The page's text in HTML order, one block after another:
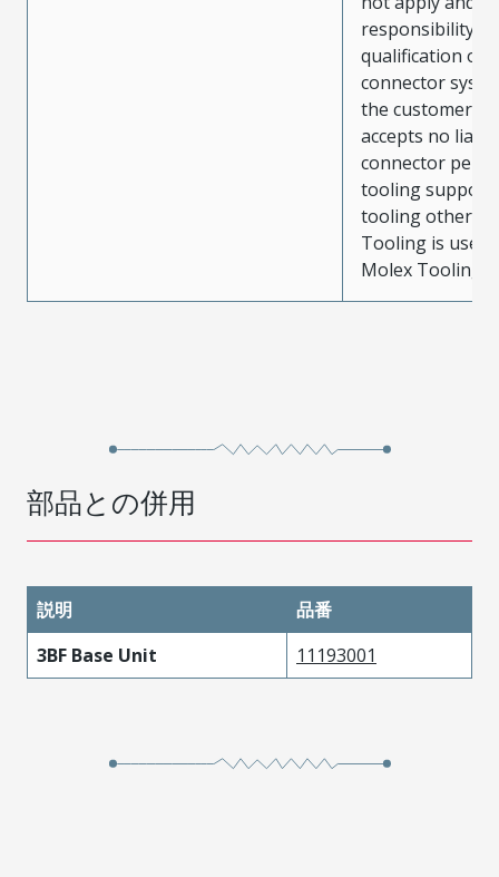
responsibility
qualification of
connector
the customer.
accepts no
connector
tooling support
tooling other
Tooling is used
Molex Tooling
部品との併用
説明
品番
3BF Base Unit
11193001